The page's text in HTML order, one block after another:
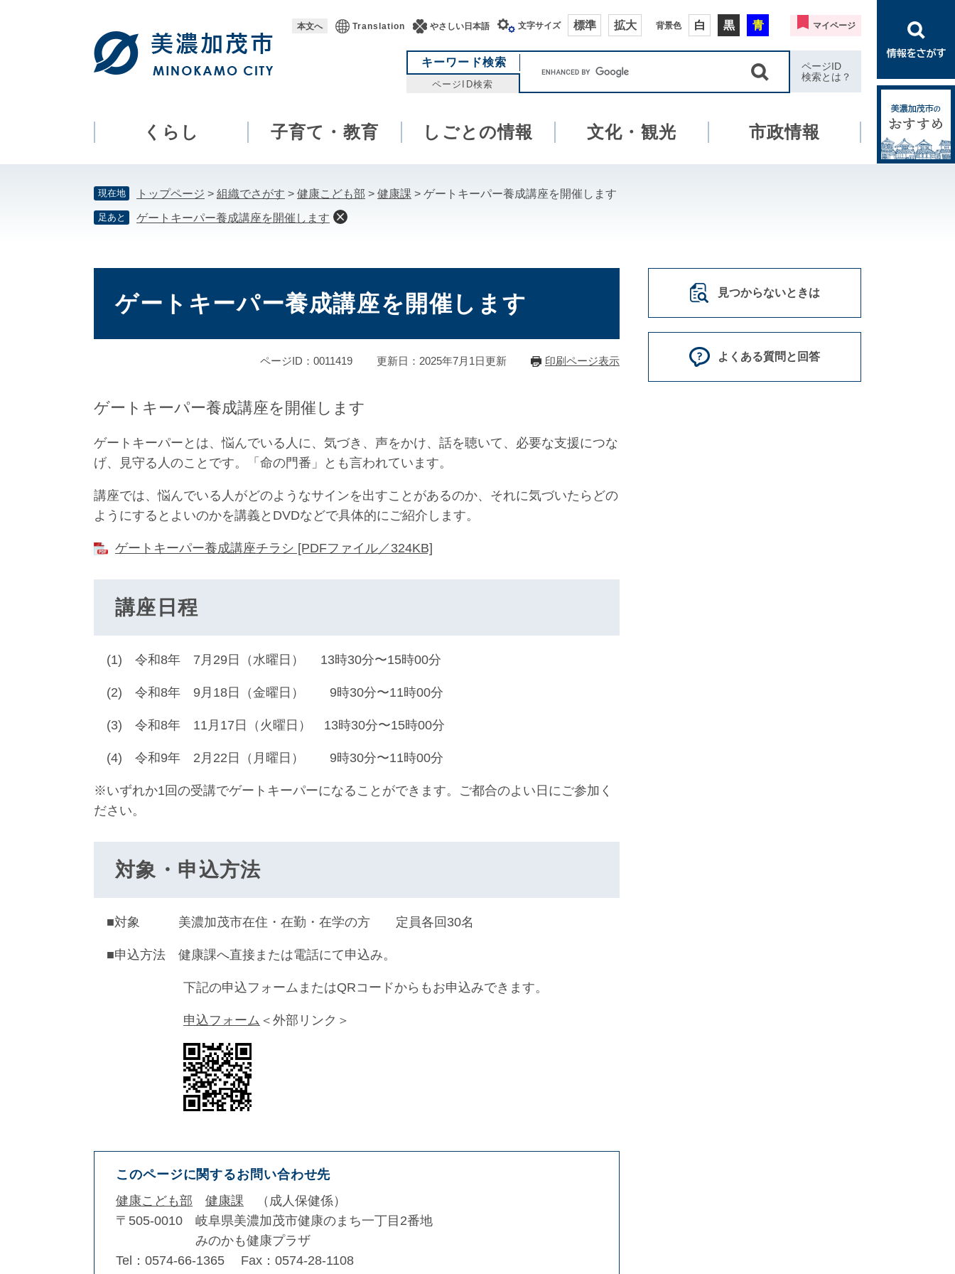
本
本文へ Translation やさしい日本語 文字サイズ 標準 拡大 背景色 白 黒 青 マイページ
キーワード検索
ページID検索
ワ
ド
索
ページID
検索とは？
くらし 子育て・教育 しごとの情報 文化・観光 市政情報
現在地 トップページ > 組織でさがす > 健康こども部 > 健康課 > ゲートキーパー養成講座を開催します
足あと ゲートキーパー養成講座を開催します
ゲートキーパー養成講座を開催します
ページID：0011419 更新日：2025年7月1日更新 印刷ページ表示
ゲートキーパー養成講座を開催します
ゲートキーパーとは、悩んでいる人に、気づき、声をかけ、話を聴いて、必要な支援につな
げ、見守る人のことです。「命の門番」とも言われています。
講座では、悩んでいる人がどのようなサインを出すことがあるのか、それに気づいたらどの
ようにするとよいのかを講義とDVDなどで具体的にご紹介します。
ゲートキーパー養成講座チラシ [PDFファイル／324KB]
講座日程
(1) 令和8年 7月29日（水曜日） 13時30分〜15時00分
(2) 令和8年 9月18日（金曜日） 9時30分〜11時00分
(3) 令和8年 11月17日（火曜日） 13時30分〜15時00分
(4) 令和9年 2月22日（月曜日） 9時30分〜11時00分
※いずれか1回の受講でゲートキーパーになることができます。ご都合のよい日にご参加く
ださい。
対象・申込方法
■対象 美濃加茂市在住・在勤・在学の方 定員各回30名
■申込方法 健康課へ直接または電話にて申込み。
下記の申込フォームまたはQRコードからもお申込みできます。
申込フォーム ＜外部リンク＞
このページに関するお問い合わせ先
健康こども部
健康課
成人保健係
〒505-0010
岐阜県美濃加茂市健康のまち一丁目2番地
みのかも健康プラザ
Tel：0574-66-1365
Fax：0574-28-1108
見つからないときは
よくある質問と回答